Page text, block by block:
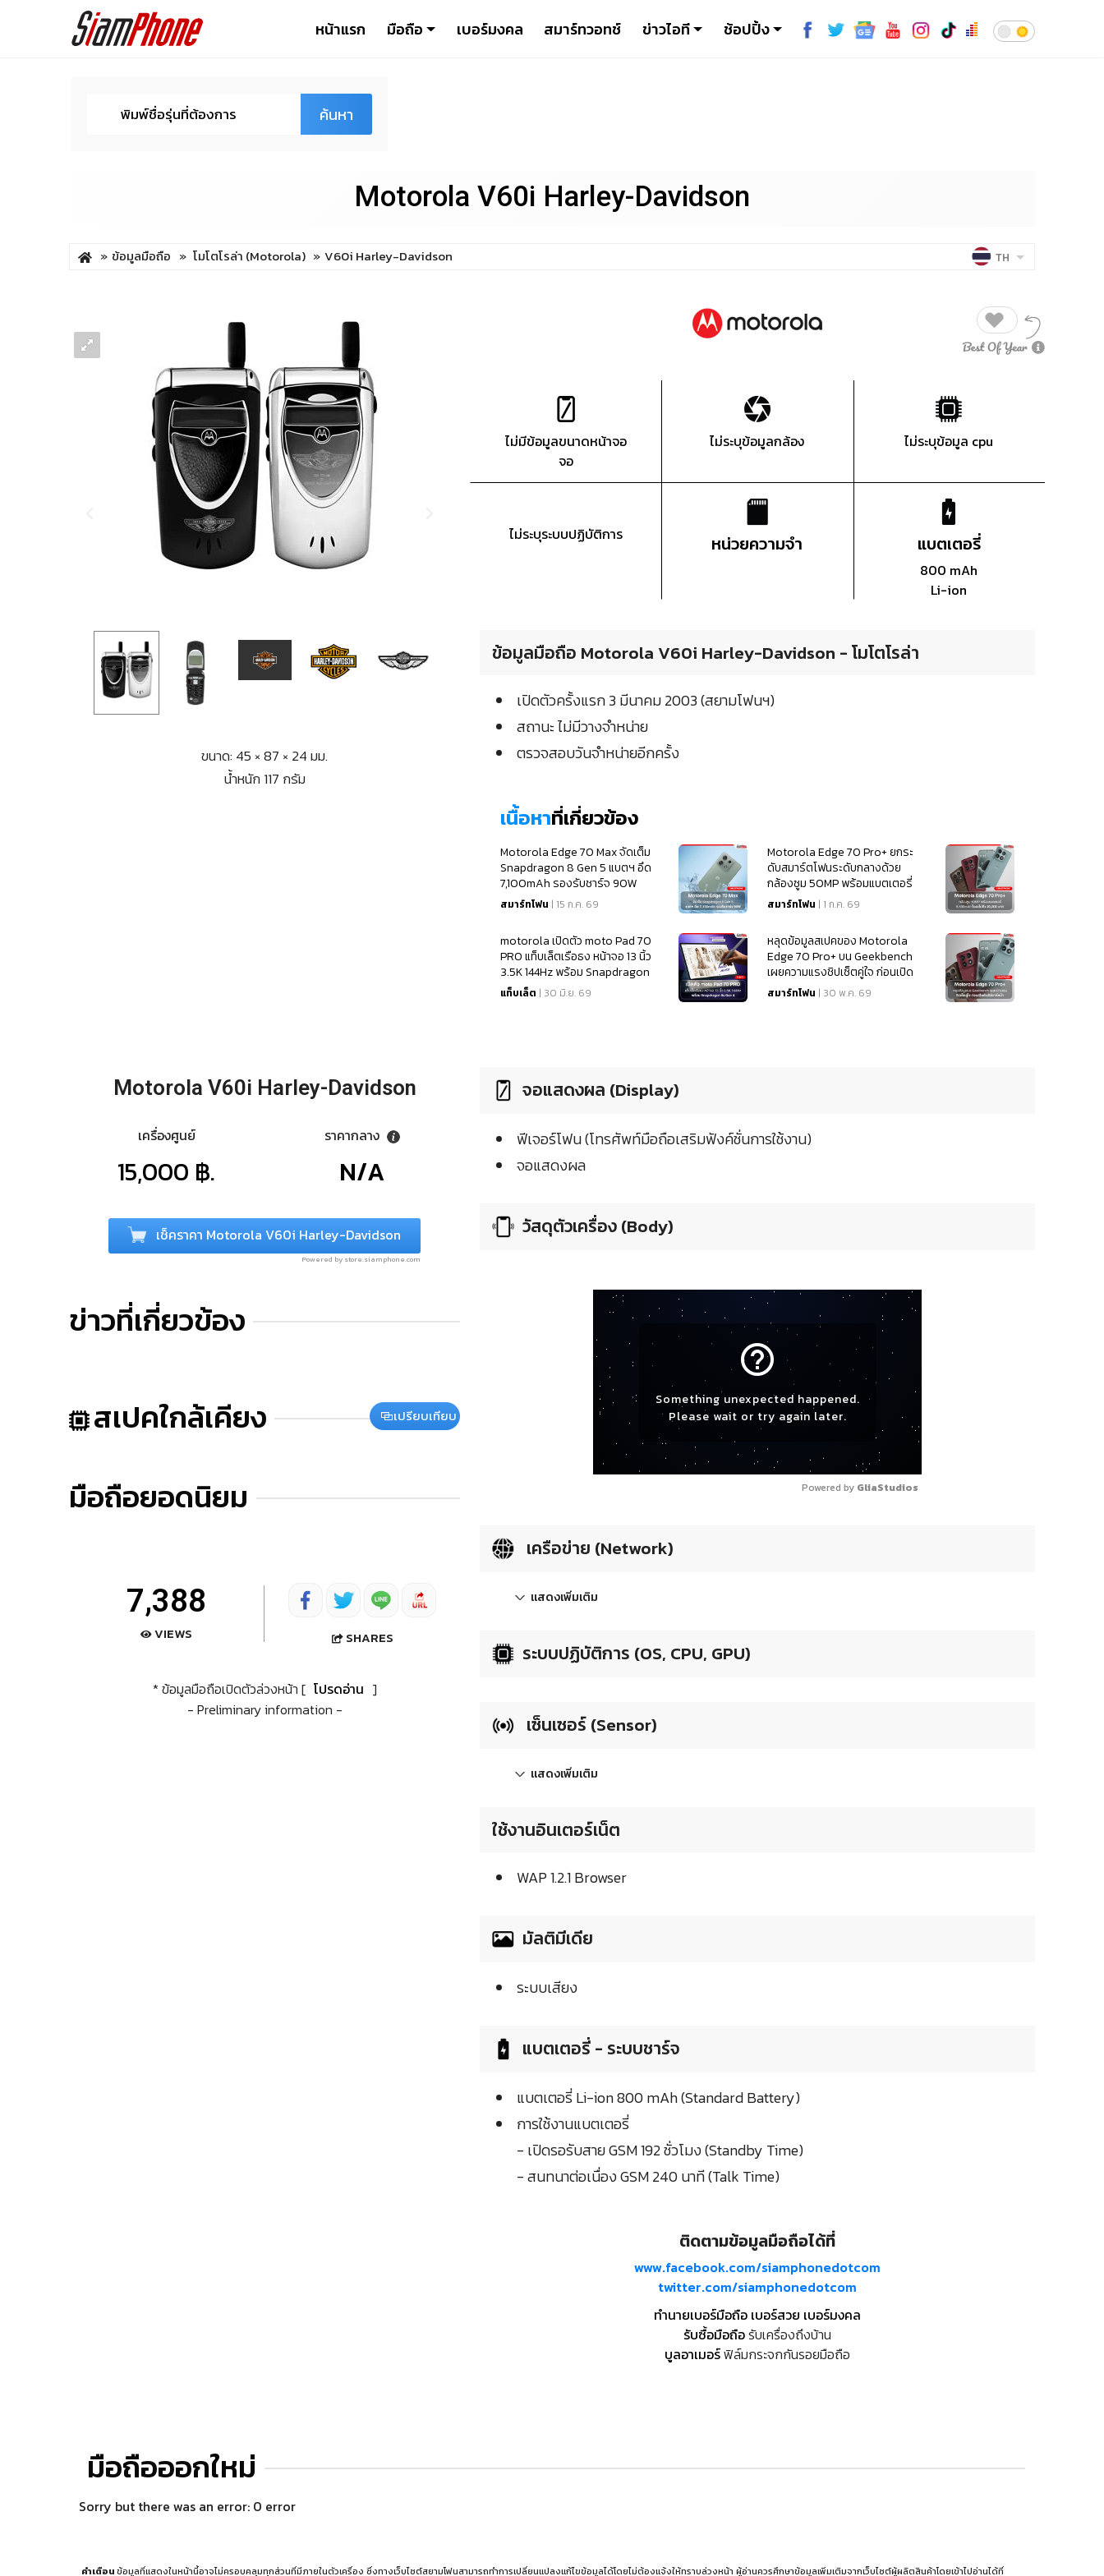
หน้าแรก มือถือ เบอร์มงคล สมาร์ทวอทช์ ข่าวไอที ช้อปปิ้ง
ค้นหา
Motorola V60i Harley-Davidson
ข้อมูลมือถือ โมโตโรล่า (Motorola) V60i Harley-Davidson TH
ขนาด: 45 × 87 × 24 มม.
น้ำหนัก 117 กรัม
Motorola V60i Harley-Davidson
เครื่องศูนย์
15,000 ฿.
ราคากลาง
N/A
เช็คราคา Motorola V60i Harley-Davidson
Powered by store.siamphone.com
ข่าวที่เกี่ยวข้อง
สเปคใกล้เคียง เปรียบเทียบ
มือถือยอดนิยม
7,388
VIEWS SHARES
* ข้อมูลมือถือเปิดตัวล่วงหน้า [ โปรดอ่าน ]
- Preliminary information -
ไม่มีข้อมูลขนาดหน้าจอ
จอ
ไม่ระบุข้อมูลกล้อง ไม่ระบุข้อมูล cpu
ไม่ระบุระบบปฏิบัติการ หน่วยความจำ แบตเตอรี่
800 mAh
Li-ion
ข้อมูลมือถือ Motorola V60i Harley-Davidson - โมโตโรล่า
เปิดตัวครั้งแรก 3 มีนาคม 2003 (สยามโฟนฯ)
สถานะ ไม่มีวางจำหน่าย
ตรวจสอบวันจำหน่ายอีกครั้ง
เนื้อหาที่เกี่ยวข้อง
Motorola Edge 70 Max จัดเต็ม
Snapdragon 8 Gen 5 แบตฯ อึด
7,100mAh รองรับชาร์จ 90W
สมาร์ทโฟน | 15 ก.ค. 69
Motorola Edge 70 Pro+ ยกระ
ดับสมาร์ตโฟนระดับกลางด้วย
กล้องซูม 50MP พร้อมแบตเตอรี่
6,500mAh ในงบไม่ถึง 20,000
สมาร์ทโฟน | 1 ก.ค. 69
motorola เปิดตัว moto Pad 70
PRO แท็บเล็ตเรือธง หน้าจอ 13 นิ้ว
3.5K 144Hz พร้อม Snapdragon
8s Gen 4
แท็บเล็ต | 30 มิ.ย. 69
หลุดข้อมูลสเปคของ Motorola
Edge 70 Pro+ บน Geekbench
เผยความแรงชิปเซ็ตคู่ใจ ก่อนเปิด
ตัวสัปดาห์หน้า
สมาร์ทโฟน | 30 พ.ค. 69
จอแสดงผล (Display)
ฟีเจอร์โฟน (โทรศัพท์มือถือเสริมฟังค์ชั่นการใช้งาน)
จอแสดงผล
วัสดุตัวเครื่อง (Body)
help_outline
Something unexpected happened.
Please wait or try again later.
Powered by GliaStudios
เครือข่าย (Network)
แสดงเพิ่มเติม
ระบบปฏิบัติการ (OS, CPU, GPU)
เซ็นเซอร์ (Sensor)
แสดงเพิ่มเติม
ใช้งานอินเตอร์เน็ต
WAP 1.2.1 Browser
มัลติมีเดีย
ระบบเสียง
แบตเตอรี่ - ระบบชาร์จ
แบตเตอรี่ Li-ion 800 mAh (Standard Battery)
การใช้งานแบตเตอรี่
- เปิดรอรับสาย GSM 192 ชั่วโมง (Standby Time)
- สนทนาต่อเนื่อง GSM 240 นาที (Talk Time)
ติดตามข้อมูลมือถือได้ที่
www.facebook.com/siamphonedotcom
twitter.com/siamphonedotcom
ทำนายเบอร์มือถือ เบอร์สวย เบอร์มงคล
รับซื้อมือถือรับเครื่องถึงบ้าน
บูลอาเมอร์ฟิล์มกระจกกันรอยมือถือ
มือถือออกใหม่
Sorry but there was an error: 0 error
คำเตือนข้อมูลที่แสดงในหน้านี้อาจไม่ครอบคลุมทุกส่วนที่มีภายในตัวเครื่อง ซึ่งทางเว็บไซต์สยามโฟนสามารถทำการเปลี่ยนแปลงแก้ไขข้อมูลได้โดยไม่ต้องแจ้งให้ทราบล่วงหน้า ผู้อ่านควรศึกษาข้อมูลเพิ่มเติมจากเว็บไซต์ผู้ผลิตสินค้าโดยเข้าไปอ่านได้ที่